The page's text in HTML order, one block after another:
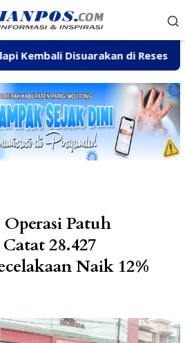
di Reses Mastulah
Patuh
28.427
Naik 12%